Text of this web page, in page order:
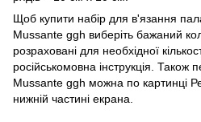
Щоб купити набір для в'язання
Mussante ggh виберіть бажаний
розраховані для необхідної
російськомовна інструкція. Також
Mussante ggh можна по картинці
нижній частині екрана.